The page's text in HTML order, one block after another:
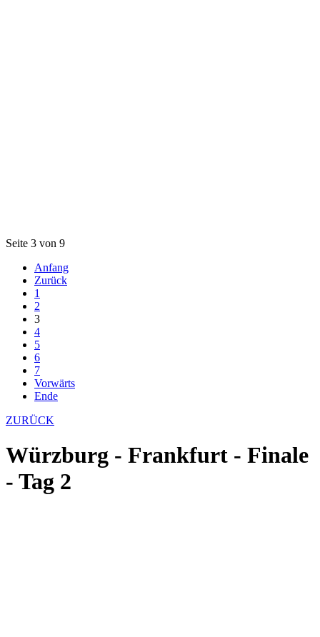
Seite 3 von 9
Anfang
Zurück
1
2
3
4
5
6
7
Vorwärts
Ende
ZURÜCK
Würzburg - Frankfurt - Finale
- Tag 2